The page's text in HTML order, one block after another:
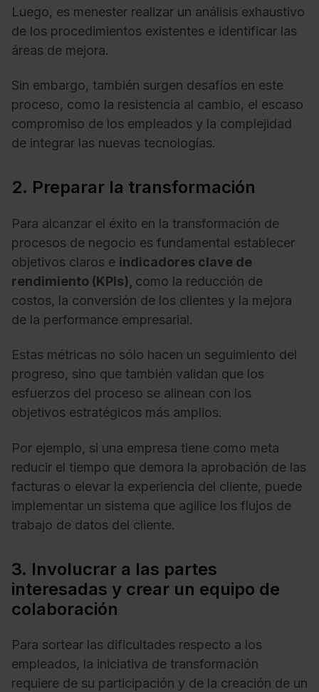
Luego, es menester realizar un análisis exhaustivo
de los procedimientos existentes e identificar las
áreas de mejora.
Sin embargo, también surgen desafíos en este
proceso, como la resistencia al cambio, el escaso
compromiso de los empleados y la complejidad
de integrar las nuevas tecnologías.
2. Preparar la transformación
Para alcanzar el éxito en la transformación de
procesos de negocio es fundamental establecer
objetivos claros e indicadores clave de
rendimiento (KPIs), como la reducción de
costos, la conversión de los clientes y la mejora
de la performance empresarial.
Estas métricas no sólo hacen un seguimiento del
progreso, sino que también validan que los
esfuerzos del proceso se alinean con los
objetivos estratégicos más amplios.
Por ejemplo, si una empresa tiene como meta
reducir el tiempo que demora la aprobación de las
facturas o elevar la experiencia del cliente, puede
implementar un sistema que agilice los flujos de
trabajo de datos del cliente.
3. Involucrar a las partes
interesadas y crear un equipo de
colaboración
Para sortear las dificultades respecto a los
empleados, la iniciativa de transformación
requiere de su participación y de la creación de un